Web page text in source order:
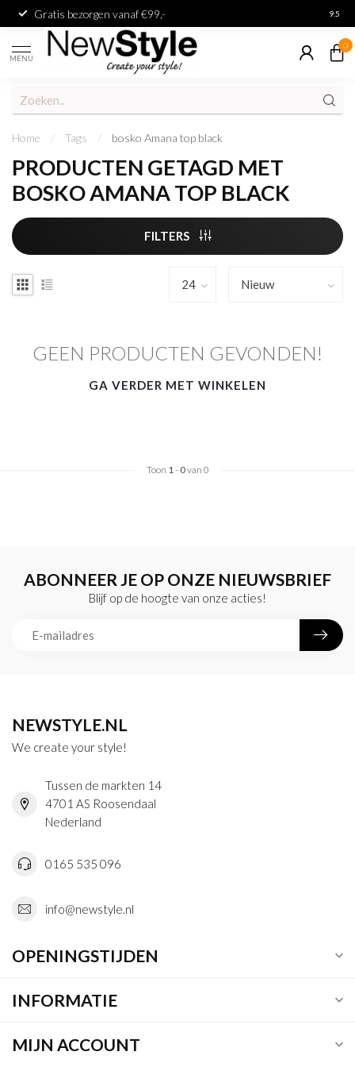
Gratis bezorgen vanaf €99,- 9.5
MENU
0
Home / Tags / bosko Amana top black
PRODUCTEN GETAGD MET
BOSKO AMANA TOP BLACK
FILTERS
GEEN PRODUCTEN GEVONDEN!
GA VERDER MET WINKELEN
Toon 1- 0van 0
ABONNEER JE OP ONZE NIEUWSBRIEF
Blijf op de hoogte van onze acties!
NEWSTYLE.NL
We create your style!
Tussen de markten 14
4701 AS Roosendaal
Nederland
0165 535 096
info@newstyle.nl
OPENINGSTIJDEN
INFORMATIE
MIJN ACCOUNT